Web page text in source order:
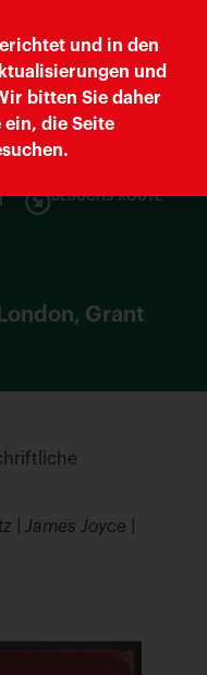
BESUCHS ROUTE
Grant
| James Joyce |
und in den
und
bitten Sie daher
ein, die Seite